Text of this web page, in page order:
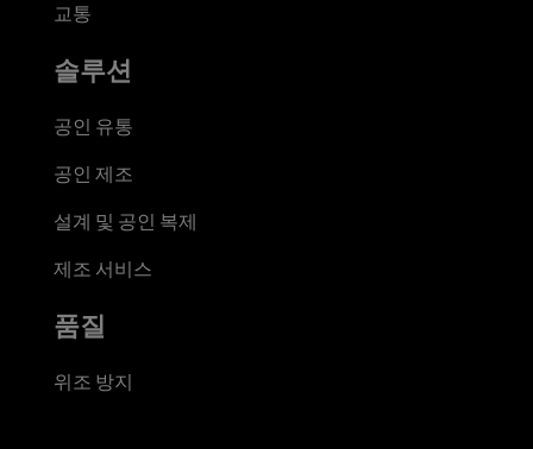
교통
솔루션
공인 유통
공인 제조
설계 및 공인 복제
제조 서비스
품질
위조 방지